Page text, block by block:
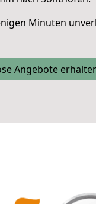
Minuten
Angebote